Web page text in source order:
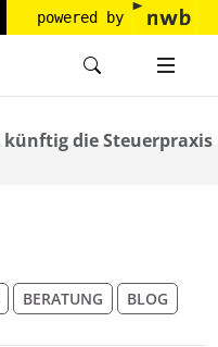
powered by
die Steuerpraxis
BERATUNG BLOG